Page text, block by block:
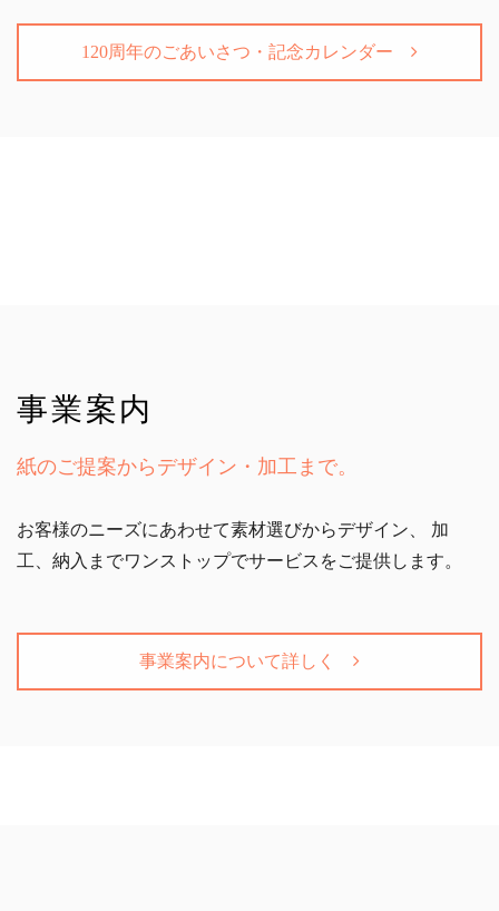
120周年のごあいさつ・記念カレンダー
事業案内
紙のご提案からデザイン・加工まで。
お客様のニーズにあわせて素材選びからデザイン、
加
工、納入までワンストップでサービスをご提供します。
事業案内について詳しく